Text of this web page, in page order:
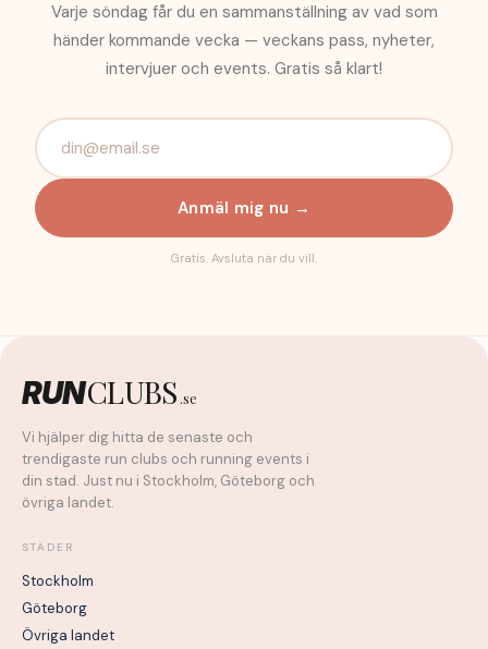
Varje söndag får du en sammanställning av vad som
händer kommande vecka — veckans pass, nyheter,
intervjuer och events. Gratis så klart!
Anmäl mig nu →
Gratis. Avsluta när du vill.
RUNCLUBS .se
Vi hjälper dig hitta de senaste och
trendigaste run clubs och running events i
din stad. Just nu i Stockholm, Göteborg och
övriga landet.
STÄDER
Stockholm
Göteborg
Övriga landet